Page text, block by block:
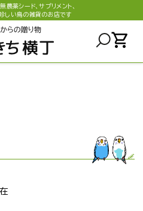
薬シード、サプリメント、
しい鳥の雑貨のお店です
shopping_cart